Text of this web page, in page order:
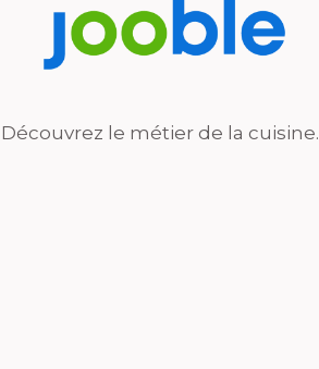
Découvrez le métier de la cuisine.